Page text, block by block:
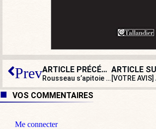
Prev ARTICLE PRÉCÉDENT
Rousseau s’apitoie sur les émeutiers mais « n’en a rien à péter », des agriculteurs
VOS COMMENTAIRES
Me connecter